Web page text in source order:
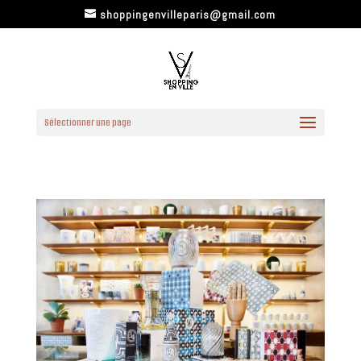
shoppingenvilleparis@gmail.com
Sélectionner une page